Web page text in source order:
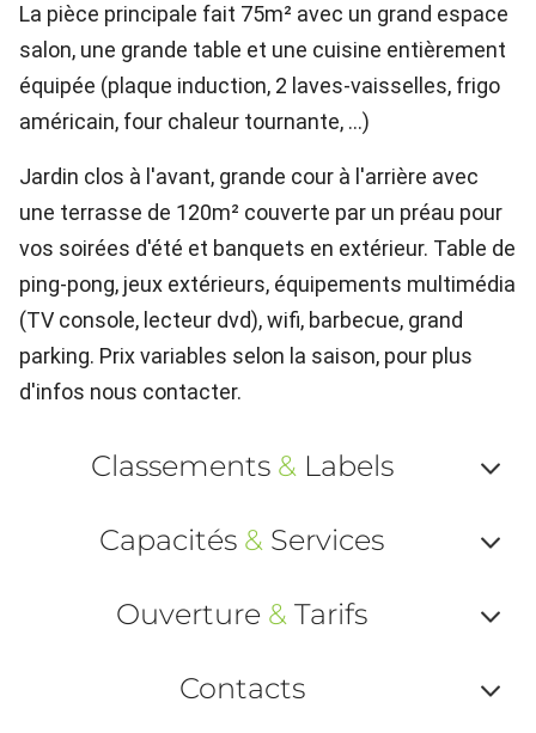
La pièce principale fait 75m² avec un grand espace
salon, une grande table et une cuisine entièrement
équipée (plaque induction, 2 laves-vaisselles, frigo
américain, four chaleur tournante, …)
Jardin clos à l'avant, grande cour à l'arrière avec
une terrasse de 120m² couverte par un préau pour
vos soirées d'été et banquets en extérieur. Table de
ping-pong, jeux extérieurs, équipements multimédia
(TV console, lecteur dvd), wifi, barbecue, grand
parking. Prix variables selon la saison, pour plus
d'infos nous contacter.
Classements &Labels
ou
Capacités & Services
ou
Ouverture & Tarifs
ou
Contacts